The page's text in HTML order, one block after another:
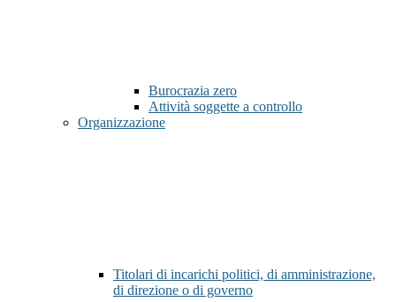
Burocrazia zero
Attività soggette a controllo
Organizzazione
Titolari di incarichi politici, di amministrazione,
di direzione o di governo